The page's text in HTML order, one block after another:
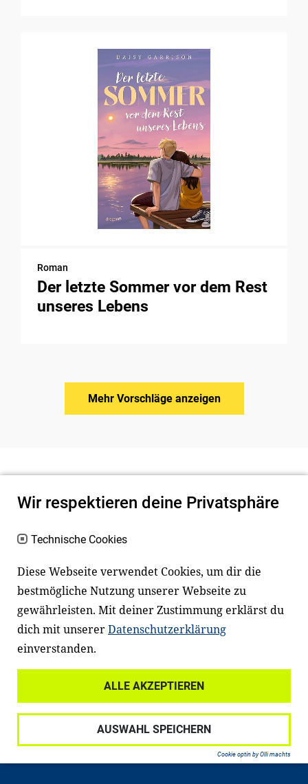
Roman
Der letzte Sommer vor dem Rest
unseres Lebens
Mehr Vorschläge anzeigen
Newsletter
Facebook LinkedIn
Datenschutz
Haftungsausschluss
Impressum
Wir respektieren deine Privatsphäre
Technische Cookies
Diese Webseite verwendet Cookies, um dir die
bestmögliche Nutzung unserer Webseite zu
gewährleisten. Mit deiner Zustimmung erklärst du
dich mit unsererDatenschutzerklärung
einverstanden.
ALLE AKZEPTIEREN
AUSWAHL SPEICHERN
Cookie optin by Olli machts